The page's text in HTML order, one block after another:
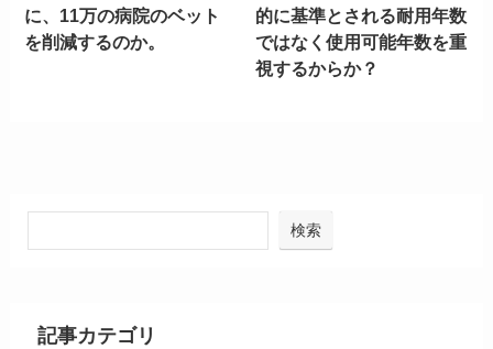
に、11万の病院のベット
を削減するのか。
的に基準とされる耐用年数
ではなく使用可能年数を重
視するからか？
検索
記事カテゴリ